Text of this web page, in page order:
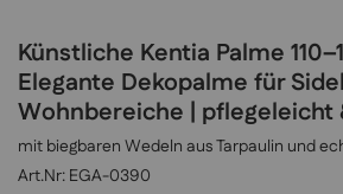
Künstliche Kentia Palme
Elegante Dekopalme für
Wohnbereiche | pflegeleicht
mit biegbaren Wedeln aus Tarpaulin und
EGA-0390